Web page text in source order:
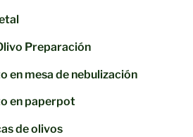
Preparación
en mesa de nebulización
en paperpot
de olivos